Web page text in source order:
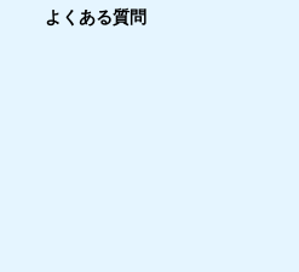
よくある質問